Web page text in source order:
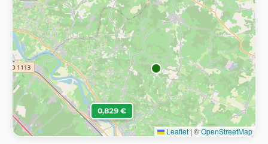
0,829 €
Leaflet | ©OpenStreetMap